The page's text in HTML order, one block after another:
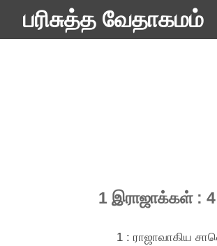
பரிசுத்த வேதாகமம்
1 இராஜாக்கள் : 4
1 : ராஜாவாகிய